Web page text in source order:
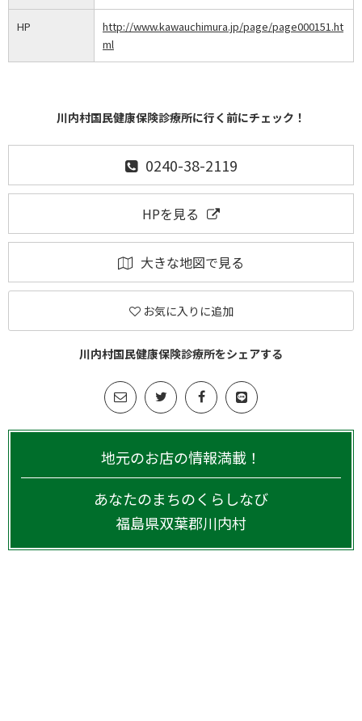
HP
http://www.kawauchimura.jp/page/page000151.ht
ml
川内村国民健康保険診療所に行く前にチェック！
0240-38-2119
HPを見る
大きな地図で見る
お気に入りに追加
川内村国民健康保険診療所をシェアする
地元のお店の情報満載！
あなたのまちのくらしなび
福島県双葉郡川内村